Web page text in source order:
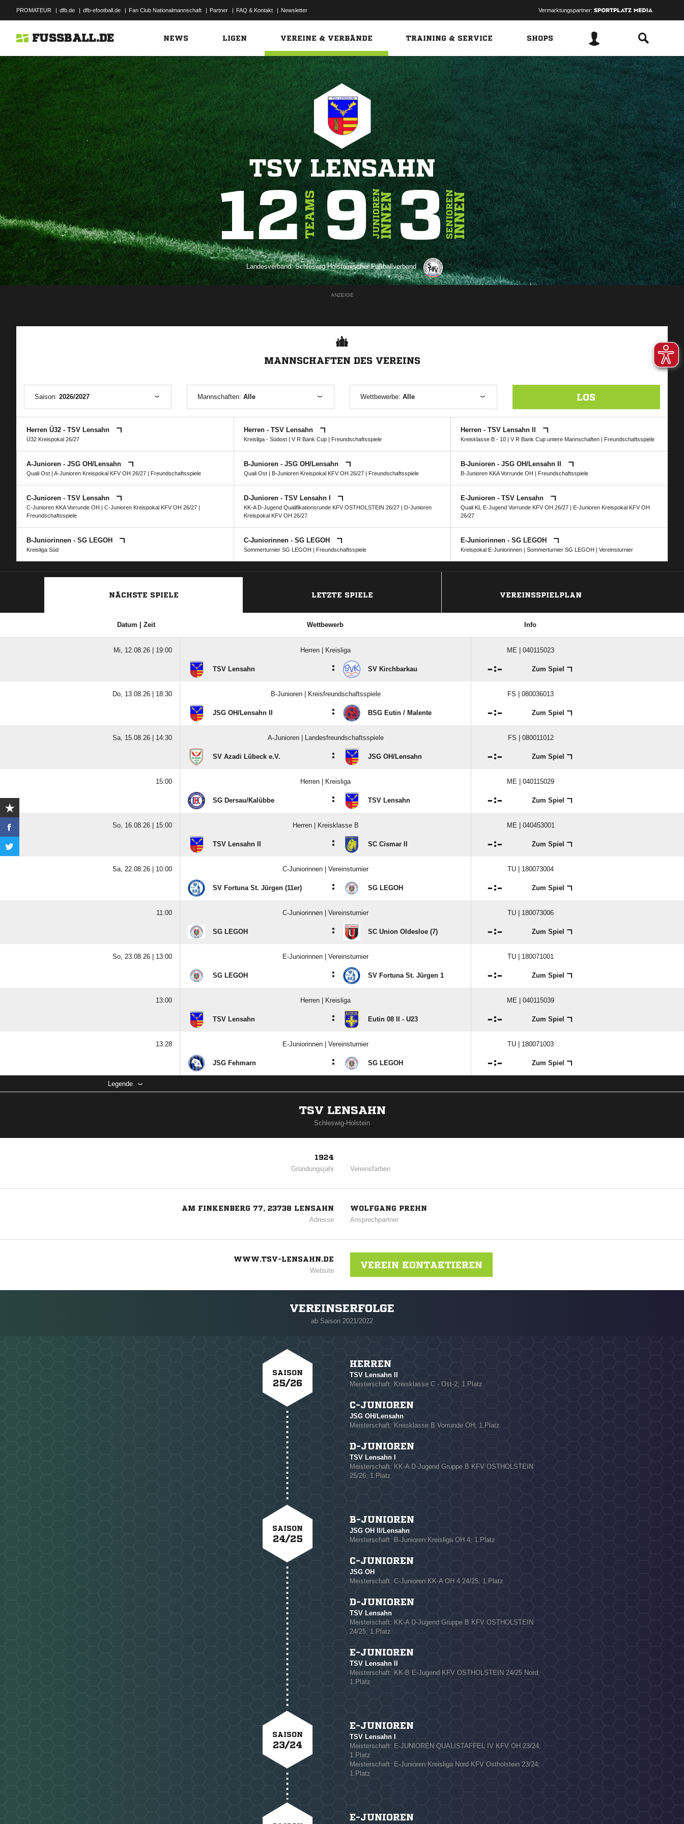
PROMATEUR | dfb.de | dfb-efootball.de | Fan Club Nationalmannschaft | Partner | FAQ & Kontakt | Newsletter Vermarktungspartner:
FUSSBALL.DE NEWS LIGEN VEREINE & VERBÄNDE TRAINING & SERVICE SHOPS
TSV LENSAHN
12TEAMS9JUNIORENINNEN3SENIORENINNEN
Landesverband:Schleswig-Holsteinischer Fußballverband
ANZEIGE
MANNSCHAFTEN DES VEREINS
Saison: 2026/2027 Mannschaften: Alle Wettbewerbe: Alle LOS
Herren Ü32 - TSV Lensahn
Ü32 Kreispokal 26/27
Herren - TSV Lensahn
Kreisliga - Südost| V R Bank Cup| Freundschaftsspiele
Herren - TSV Lensahn II
Kreisklasse B - 10 |V R Bank Cup untere Mannschaften | Freundschaftsspiele
A-Junioren - JSG OH/​Lensahn
Quali Ost | A-Junioren Kreispokal KFV OH 26/27 | Freundschaftsspiele
B-Junioren - JSG OH/​Lensahn
Quali Ost| B-Junioren Kreispokal KFV OH 26/27| Freundschaftsspiele
B-Junioren - JSG OH/​Lensahn II
B-Junioren KKA Vorrunde OH | Freundschaftsspiele
C-Junioren - TSV Lensahn
C-Junioren KKA Vorrunde OH | C-Junioren Kreispokal KFV OH 26/27 |
Freundschaftsspiele
D-Junioren - TSV Lensahn I
KK-A D-Jugend Qualifikationsrunde KFV OSTHOLSTEIN 26/27| D-Junioren
Kreispokal KFV OH 26/27
E-Junioren - TSV Lensahn
Quali KL E-Jugend Vorrunde KFV OH 26/27 | E-Junioren Kreispokal KFV OH
26/27
B-Juniorinnen - SG LEGOH
Kreisliga Süd
C-Juniorinnen - SG LEGOH
Sommerturnier SG LEGOH | Freundschaftsspiele
E-Juniorinnen - SG LEGOH
Kreispokal E-Juniorinnen |Sommerturnier SG LEGOH |Vereinsturnier
NÄCHSTE SPIELE LETZTE SPIELE VEREINSSPIELPLAN
Datum | Zeit Wettbewerb Info
Mi, 12.08.26 | 19:00 Herren | Kreisliga ME | 040115023
TSV Lensahn : SV Kirchbarkau : Zum Spiel
Do, 13.08.26 | 18:30 B-Junioren | Kreisfreundschaftsspiele FS | 080036013
JSG OH/​Lensahn II : BSG Eutin /​ Malente : Zum Spiel
Sa, 15.08.26 | 14:30 A-Junioren | Landesfreundschaftsspiele FS | 080011012
SV Azadi Lübeck e.V. : JSG OH/​Lensahn : Zum Spiel
15:00 Herren | Kreisliga ME | 040115029
SG Dersau/​Kalübbe : TSV Lensahn : Zum Spiel
So, 16.08.26 | 15:00 Herren | Kreisklasse B ME | 040453001
TSV Lensahn II : SC Cismar II : Zum Spiel
Sa, 22.08.26 | 10:00 C-Juniorinnen | Vereinsturnier TU | 180073004
SV Fortuna St. Jürgen (11er) : SG LEGOH : Zum Spiel
11:00 C-Juniorinnen | Vereinsturnier TU | 180073006
SG LEGOH : SC Union Oldesloe (7) : Zum Spiel
So, 23.08.26 | 13:00 E-Juniorinnen | Vereinsturnier TU | 180071001
SG LEGOH : SV Fortuna St. Jürgen 1 : Zum Spiel
13:00 Herren | Kreisliga ME | 040115039
TSV Lensahn : Eutin 08 II - U23 : Zum Spiel
13:28 E-Juniorinnen | Vereinsturnier TU | 180071003
JSG Fehmarn : SG LEGOH : Zum Spiel
Legende
TSV LENSAHN
Schleswig-Holstein
1924
Gründungsjahr Vereinsfarben
AM FINKENBERG 77, 23738 LENSAHN
Adresse
WOLFGANG PREHN
Ansprechpartner
WWW.TSV-LENSAHN.DE
Website
VEREIN KONTAKTIEREN
NACHRICHT SENDEN
VEREINSERFOLGE
ab Saison 2021/2022
SAISON
25/26
HERREN
TSV Lensahn II
Meisterschaft: Kreisklasse C - Ost-2; 1.Platz
C-JUNIOREN
JSG OH/Lensahn
Meisterschaft: Kreisklasse B Vorrunde OH; 1.Platz
D-JUNIOREN
TSV Lensahn I
Meisterschaft: KK-A D-Jugend Gruppe B KFV OSTHOLSTEIN
25/26; 1.Platz
SAISON
24/25
B-JUNIOREN
JSG OH II/Lensahn
Meisterschaft: B-Junioren Kreisliga OH 4; 1.Platz
C-JUNIOREN
JSG OH
Meisterschaft: C-Junioren KK-A OH 4 24/25; 1.Platz
D-JUNIOREN
TSV Lensahn
Meisterschaft: KK-A D-Jugend Gruppe B KFV OSTHOLSTEIN
24/25; 1.Platz
E-JUNIOREN
TSV Lensahn II
Meisterschaft: KK-B E-Jugend KFV OSTHOLSTEIN 24/25 Nord;
1.Platz
SAISON
23/24
E-JUNIOREN
TSV Lensahn I
Meisterschaft: E-JUNIOREN QUALISTAFFEL IV KFV OH 23/24;
1.Platz
Meisterschaft: E-Junioren Kreisliga Nord KFV Ostholstein 23/24;
1.Platz
E-JUNIOREN